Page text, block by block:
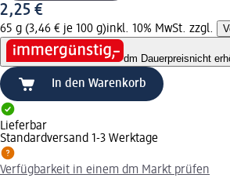
2,25 €
65 g (3,46 € je 100 g)inkl. 10% MwSt. zzgl.
dm Dauerpreisnicht
In den Warenkorb
Lieferbar
Standardversand 1-3 Werktage
Verfügbarkeit in einem dm Markt prüfen